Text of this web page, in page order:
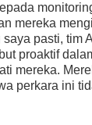
mereka
pasti, tim
proaktif
mereka.
perkara ini